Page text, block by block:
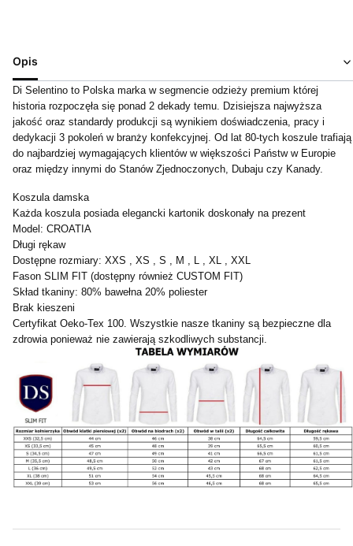
Opis
Di Selentino to Polska marka w segmencie odzieży premium której
historia rozpoczęła się ponad 2 dekady temu. Dzisiejsza najwyższa
jakość oraz standardy produkcji są wynikiem doświadczenia, pracy i
dedykacji 3 pokoleń w branży konfekcyjnej. Od lat 80-tych koszule trafiają
do najbardziej wymagających klientów w większości Państw w Europie
oraz między innymi do Stanów Zjednoczonych, Dubaju czy Kanady.
Koszula damska
Każda koszula posiada elegancki kartonik doskonały na prezent
Model: CROATIA
Długi rękaw
Dostępne rozmiary: XXS , XS , S , M , L , XL , XXL
Fason SLIM FIT (dostępny również CUSTOM FIT)
Skład tkaniny: 80% bawełna 20% poliester
Brak kieszeni
Certyfikat Oeko-Tex 100. Wszystkie nasze tkaniny są bezpieczne dla
zdrowia ponieważ nie zawierają szkodliwych substancji.